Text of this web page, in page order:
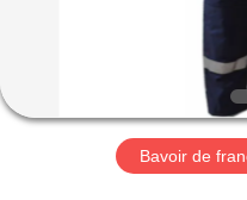
DE
NOUS
Bavoir de